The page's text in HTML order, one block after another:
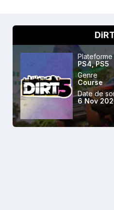
Plateforme
PS4,PS5
Genre
Course
Date de
6 Nov